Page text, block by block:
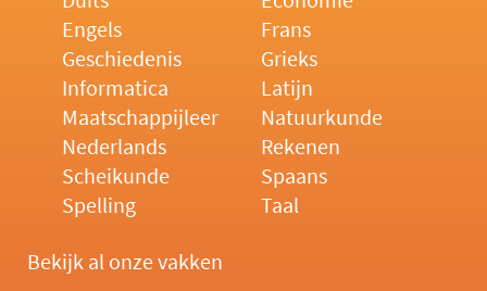
Engels
Frans
Geschiedenis
Grieks
Informatica
Latijn
Maatschappijleer
Natuurkunde
Nederlands
Rekenen
Scheikunde
Spaans
Spelling
Taal
Bekijk al onze vakken